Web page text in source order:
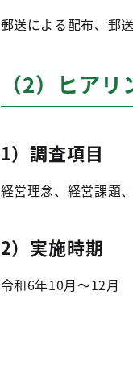
郵送による配布、郵
（2）ヒア
1）調査項目
経営理念、経営課題
2）実施時期
令和6年10月～12月